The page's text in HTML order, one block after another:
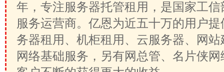
年，专注服务器托管租用，是国家工
服务运营商。亿恩为近五十万的用户
务器租用、机柜租用、云服务器、网
网络基础服务，另有网总管、名片侠